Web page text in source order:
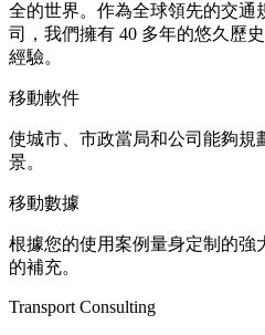
全的世界。作為全球領先的交通
司，我們擁有 40 多年的悠久歷
經驗。
移動軟件
使城市、市政當局和公司能夠規
景。
移動數據
根據您的使用案例量身定制的強
的補充。
Transport Consulting